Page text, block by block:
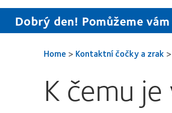
Dobrý den! Pomůžeme
Home> Kontaktní čočky a zrak>
K čemu